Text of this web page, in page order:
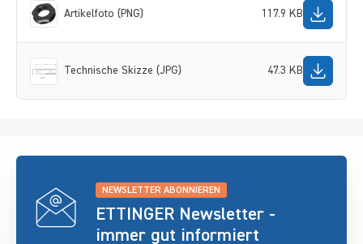
Artikelfoto (PNG) 117.9 KB
Technische Skizze (JPG) 47.3 KB
NEWSLETTER ABONNIEREN
ETTINGER Newsletter -
immer gut informiert